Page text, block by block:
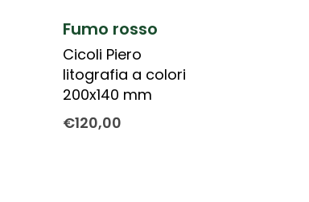
Fumo rosso
Cicoli Piero
litografia a colori
200x140 mm
€120,00